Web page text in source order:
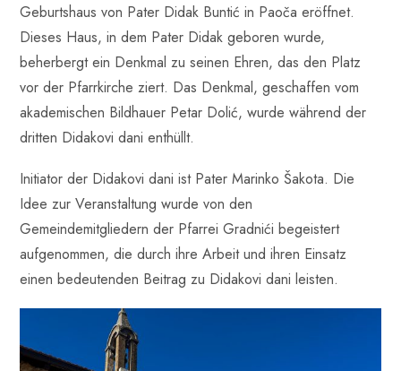
Geburtshaus von Pater Didak Buntić in Paoča eröffnet.
Dieses Haus, in dem Pater Didak geboren wurde,
beherbergt ein Denkmal zu seinen Ehren, das den Platz
vor der Pfarrkirche ziert. Das Denkmal, geschaffen vom
akademischen Bildhauer Petar Dolić, wurde während der
dritten Didakovi dani enthüllt.
Initiator der Didakovi dani ist Pater Marinko Šakota. Die
Idee zur Veranstaltung wurde von den
Gemeindemitgliedern der Pfarrei Gradnići begeistert
aufgenommen, die durch ihre Arbeit und ihren Einsatz
einen bedeutenden Beitrag zu Didakovi dani leisten.